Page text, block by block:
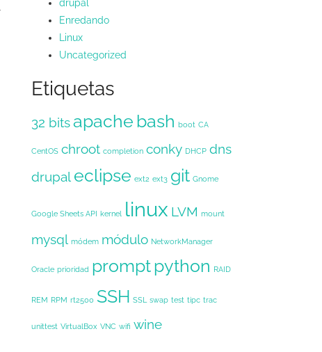
drupal
Enredando
Linux
Uncategorized
Etiquetas
32 bitsapache bash boot CA
CentOS chroot completion conky DHCP dns
drupal eclipse ext2 ext3 git Gnome
Google Sheets API kernel linux LVM mount
mysql módem módulo NetworkManager
Oracle prioridad promptpython RAID
REM RPM rt2500 SSH SSL swap test tipc trac
unittest VirtualBox VNC wifi wine